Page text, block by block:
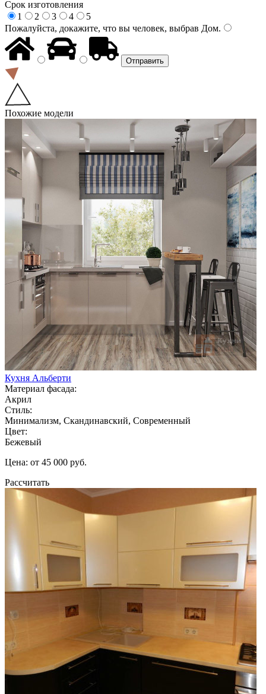
Срок изготовления
1
2 3 4
5
Пожалуйста, докажите, что вы человек, выбрав Дом.
Похожие модели
Кухня Альберти
Материал фасада:
Акрил
Стиль:
Минимализм, Скандинавский, Современный
Цвет:
Бежевый
Цена: от 45 000 руб.
Рассчитать